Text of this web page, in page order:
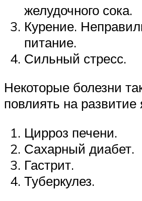
желудочного сока.
Курение.
питание.
Сильный стресс.
Некоторые болезни
повлиять на развитие
Цирроз печени.
Сахарный диабет.
Гастрит.
Туберкулез.